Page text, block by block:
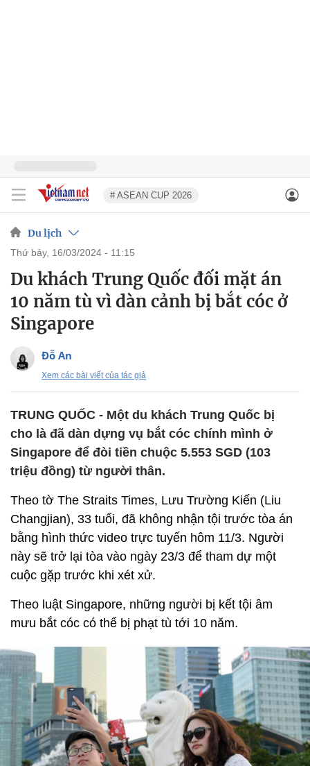
# ASEAN CUP 2026
Du lịch
thứ bảy, 16/03/2024 - 11:15
Du khách Trung Quốc đối mặt án
10 năm tù vì dàn cảnh bị bắt cóc ở
Singapore
Đỗ An
Xem các bài viết của tác giả
TRUNG QUỐC - Một du khách Trung Quốc bị
cho là đã dàn dựng vụ bắt cóc chính mình ở
Singapore để đòi tiền chuộc 5.553 SGD (103
triệu đồng) từ người thân.
Theo tờ The Straits Times, Lưu Trường Kiến (Liu
Changjian), 33 tuổi, đã không nhận tội trước tòa án
bằng hình thức video trực tuyến hôm 11/3. Người
này sẽ trở lại tòa vào ngày 23/3 để tham dự một
cuộc gặp trước khi xét xử.
Theo luật Singapore, những người bị kết tội âm
mưu bắt cóc có thể bị phạt tù tới 10 năm.